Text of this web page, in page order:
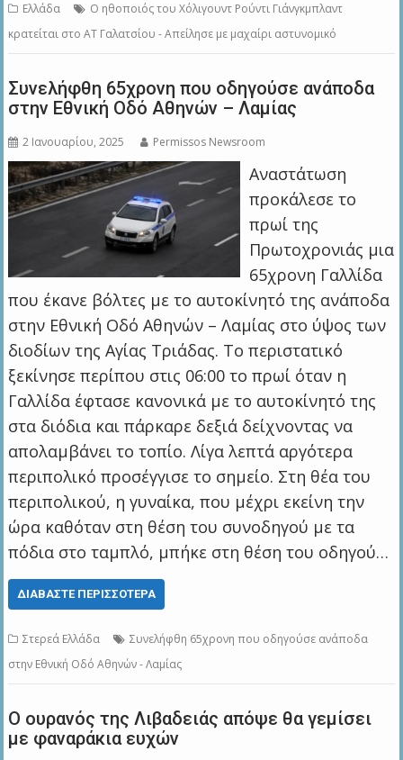
Ελλάδα
Ο ηθοποιός του Χόλιγουντ Ρούντι Γιάνγκμπλαντ
κρατείται στο ΑΤ Γαλατσίου - Απείλησε με μαχαίρι αστυνομικό
Συνελήφθη 65χρονη που οδηγούσε ανάποδα
στην Εθνική Οδό Αθηνών – Λαμίας
2 Ιανουαρίου, 2025 Permissos Newsroom
Αναστάτωση
προκάλεσε το
πρωί της
Πρωτοχρονιάς μια
65χρονη Γαλλίδα
που έκανε βόλτες με το αυτοκίνητό της ανάποδα
στην Εθνική Οδό Αθηνών – Λαμίας στο ύψος των
διοδίων της Αγίας Τριάδας. Το περιστατικό
ξεκίνησε περίπου στις 06:00 το πρωί όταν η
Γαλλίδα έφτασε κανονικά με το αυτοκίνητό της
στα διόδια και πάρκαρε δεξιά δείχνοντας να
απολαμβάνει το τοπίο. Λίγα λεπτά αργότερα
περιπολικό προσέγγισε το σημείο. Στη θέα του
περιπολικού, η γυναίκα, που μέχρι εκείνη την
ώρα καθόταν στη θέση του συνοδηγού με τα
πόδια στο ταμπλό, μπήκε στη θέση του οδηγού…
ΔΙΑΒΆΣΤΕ ΠΕΡΙΣΣΌΤΕΡΑ
Στερεά Ελλάδα
Συνελήφθη 65χρονη που οδηγούσε ανάποδα
στην Εθνική Οδό Αθηνών - Λαμίας
Ο ουρανός της Λιβαδειάς απόψε θα γεμίσει
με φαναράκια ευχών